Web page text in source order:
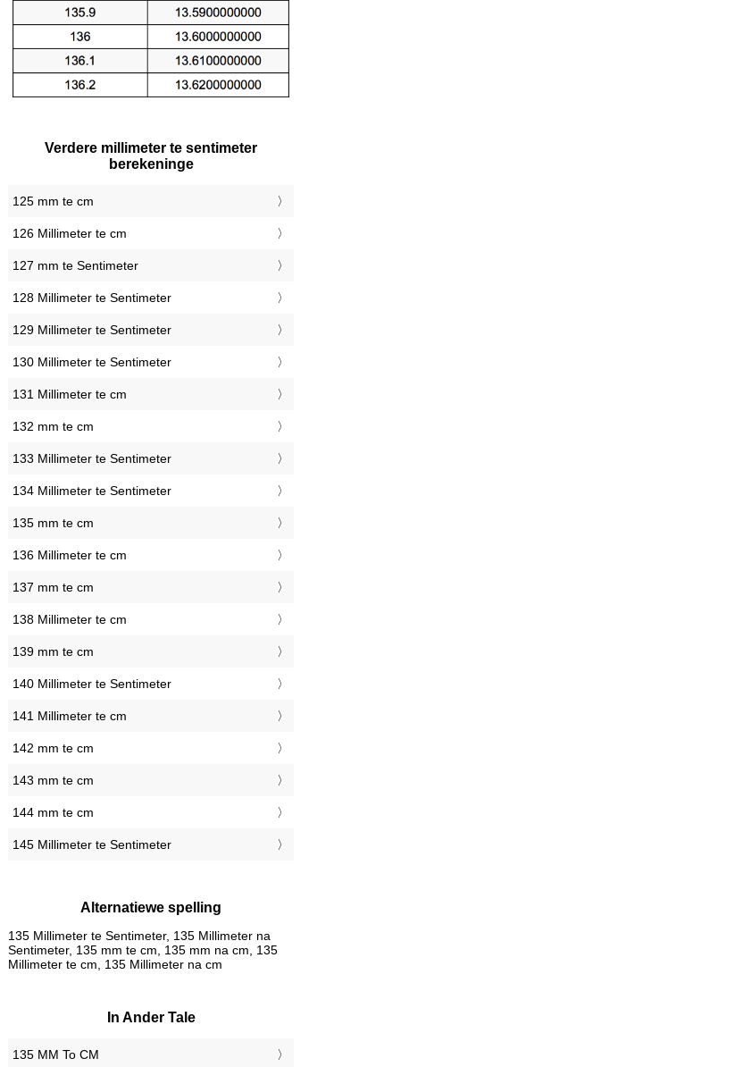
Verdere millimeter te sentimeter
berekeninge
125 mm te cm
126 Millimeter te cm
127 mm te Sentimeter
128 Millimeter te Sentimeter
129 Millimeter te Sentimeter
130 Millimeter te Sentimeter
131 Millimeter te cm
132 mm te cm
133 Millimeter te Sentimeter
134 Millimeter te Sentimeter
135 mm te cm
136 Millimeter te cm
137 mm te cm
138 Millimeter te cm
139 mm te cm
140 Millimeter te Sentimeter
141 Millimeter te cm
142 mm te cm
143 mm te cm
144 mm te cm
145 Millimeter te Sentimeter
Alternatiewe spelling
135 Millimeter te Sentimeter, 135 Millimeter na
Sentimeter, 135 mm te cm, 135 mm na cm, 135
Millimeter te cm, 135 Millimeter na cm
In Ander Tale
‎135 MM To CM